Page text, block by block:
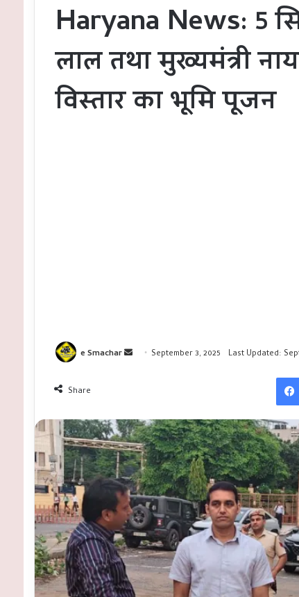
Haryana News: 5
लाल तथा मुख्यमंत्री
विस्तार का भूमि पूजन
e Smachar
Send September 3, 2025 Last Updated:
Share